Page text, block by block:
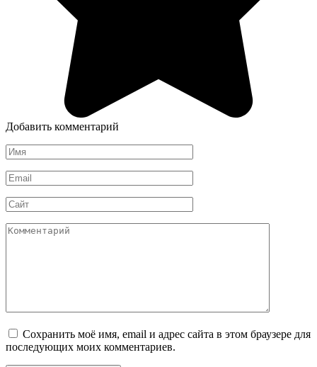
Добавить комментарий
Имя
*
Email
*
Сайт
Комментарий
Сохранить моё имя, email и адрес сайта в этом браузере для
последующих моих комментариев.